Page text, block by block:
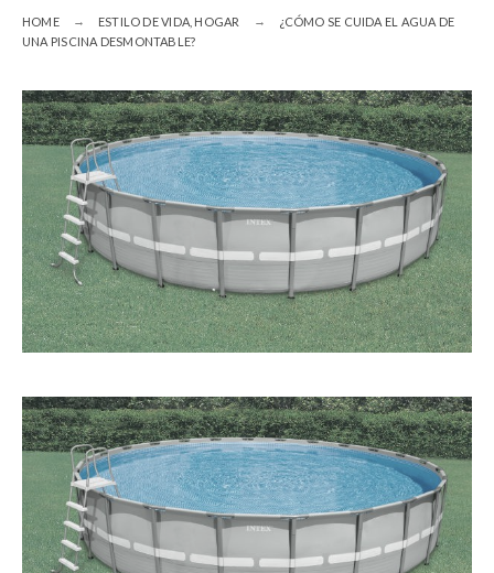
HOME ESTILO DE VIDA, HOGAR
¿CÓMO SE CUIDA EL AGUA DE
UNA PISCINA DESMONTABLE?